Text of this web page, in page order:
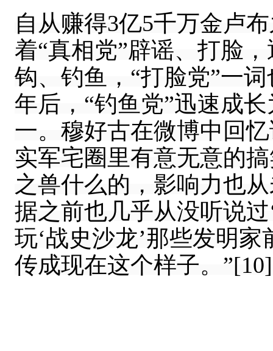
自从赚得3亿5千万金卢
着“真相党”辟谣、打脸
钩、钓鱼，“打脸党”一
年后，“钓鱼党”迅速成
一。穆好古在微博中回
实军宅圈里有意无意的
之兽什么的，影响力也
据之前也几乎从没听说
玩‘战史沙龙’那些发明
传成现在这个样子。”[10]